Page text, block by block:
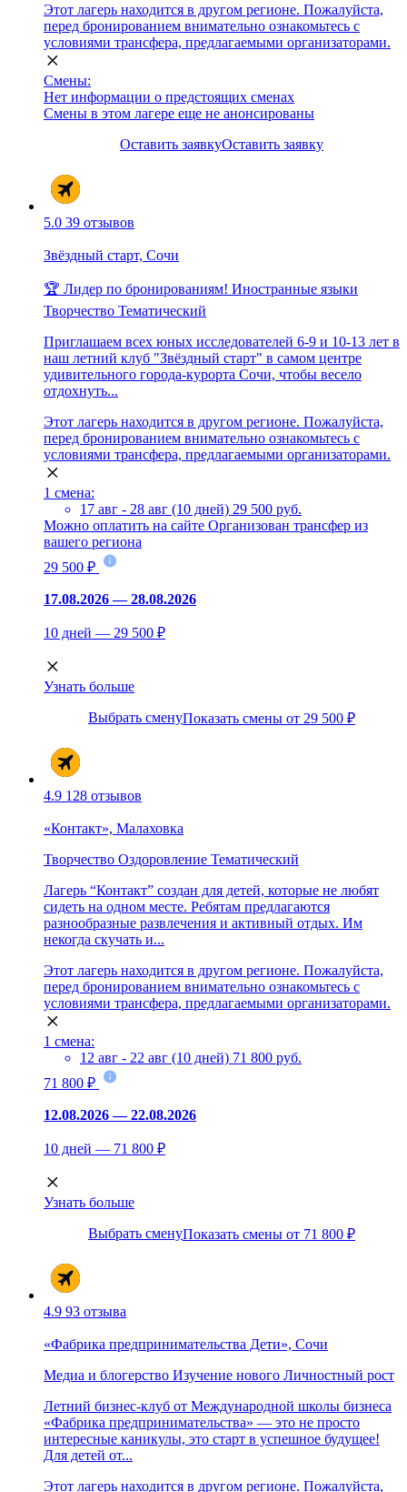
Этот лагерь находится в другом регионе. Пожалуйста,
перед бронированием внимательно ознакомьтесь с
условиями трансфера, предлагаемыми организаторами.
Смены:
Нет информации о предстоящих сменах
Смены в этом лагере еще не анонсированы
Оставить заявкуОставить заявку
5.0 39 отзывов
Звёздный старт, Сочи
🏆 Лидер по бронированиям! Иностранные языки
Творчество Тематический
Приглашаем всех юных исследователей 6-9 и 10-13 лет в
наш летний клуб "Звёздный старт" в самом центре
удивительного города-курорта Сочи, чтобы весело
отдохнуть...
Этот лагерь находится в другом регионе. Пожалуйста,
перед бронированием внимательно ознакомьтесь с
условиями трансфера, предлагаемыми организаторами.
1 смена:
17 авг - 28 авг (10 дней) 29 500 руб.
Можно оплатить на сайте Организован трансфер из
вашего региона
29 500 ₽
17.08.2026 — 28.08.2026
10 дней — 29 500 ₽
Узнать больше
Выбрать сменуПоказать смены от 29 500 ₽
4.9 128 отзывов
«Контакт», Малаховка
Творчество Оздоровление Тематический
Лагерь “Контакт” создан для детей, которые не любят
сидеть на одном месте. Ребятам предлагаются
разнообразные развлечения и активный отдых. Им
некогда скучать и...
Этот лагерь находится в другом регионе. Пожалуйста,
перед бронированием внимательно ознакомьтесь с
условиями трансфера, предлагаемыми организаторами.
1 смена:
12 авг - 22 авг (10 дней) 71 800 руб.
71 800 ₽
12.08.2026 — 22.08.2026
10 дней — 71 800 ₽
Узнать больше
Выбрать сменуПоказать смены от 71 800 ₽
4.9 93 отзыва
«Фабрика предпринимательства Дети», Сочи
Медиа и блогерство Изучение нового Личностный рост
Летний бизнес-клуб от Международной школы бизнеса
«Фабрика предпринимательства» — это не просто
интересные каникулы, это старт в успешное будущее!
Для детей от...
Этот лагерь находится в другом регионе. Пожалуйста,